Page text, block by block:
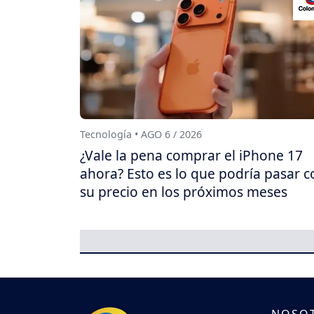
Tecnología • AGO 6 / 2026
¿Vale la pena comprar el iPhone 17
ahora? Esto es lo que podría pasar
su precio en los próximos meses